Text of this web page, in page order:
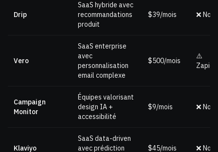
Drip
SaaS hybride avec
recommandations
produit
$39/mois ❌ Non
Vero
SaaS enterprise
avec
personnalisation
email complexe
$500/mois
⚠️
Zapier
Campaign
Monitor
Équipes valorisant
design IA +
accessibilité
$9/mois ❌ Non
Klaviyo
SaaS data-driven
avec prédiction
$45/mois ❌ Non